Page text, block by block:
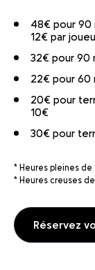
48€ pour 90
12€ par
32€ pour 90
22€ pour 60
20€ pour
10€
30€ pour
* Heures pleines
* Heures creuses
Réservez